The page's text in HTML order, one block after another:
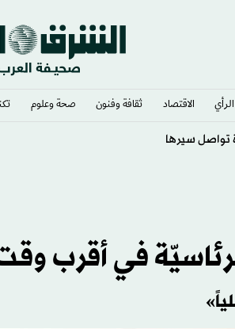
الرأي الاقتصاد ثقافة وفنون صحة وعلوم
في أقرب